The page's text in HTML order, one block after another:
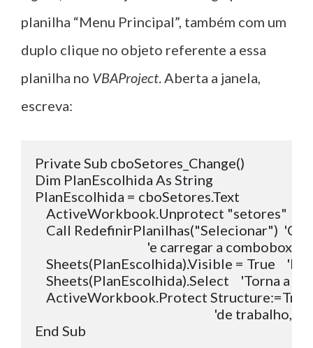
planilha “Menu Principal”, também com um
duplo clique no objeto referente a essa
planilha no VBAProject. Aberta a janela,
escreva:
Private Sub cboSetores_Change()
Dim PlanEscolhida As String
PlanEscolhida = cboSetores.Text
ActiveWorkbook.Unprotect "setores"
Call RedefinirPlanilhas("Selecionar")
                                        'e carregar a combobox
Sheets(PlanEscolhida).Visible = True
Sheets(PlanEscolhida).Select    'Torna a
ActiveWorkbook.Protect
'de